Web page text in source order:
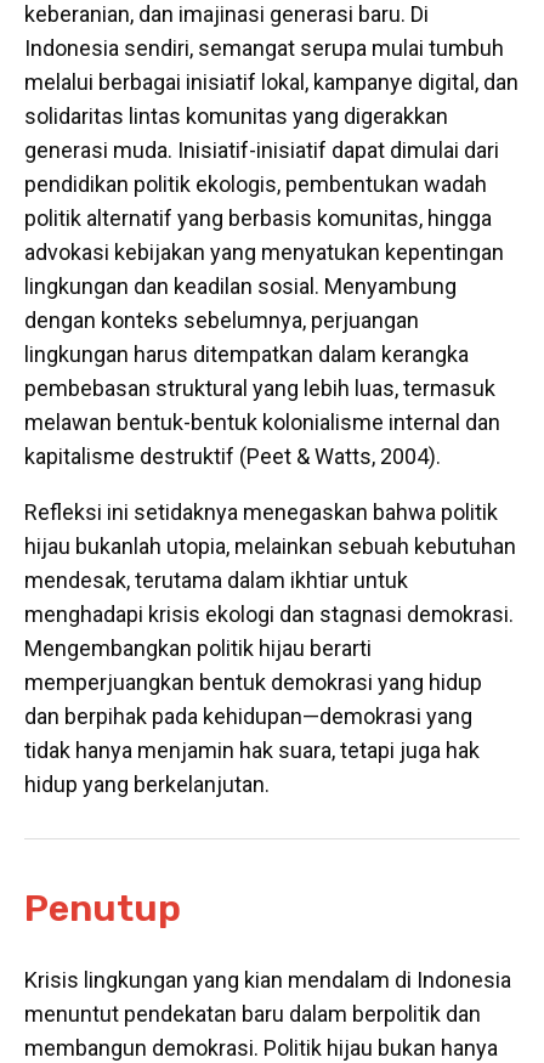
keberanian, dan imajinasi generasi baru. Di
Indonesia sendiri, semangat serupa mulai tumbuh
melalui berbagai inisiatif lokal, kampanye digital, dan
solidaritas lintas komunitas yang digerakkan
generasi muda. Inisiatif-inisiatif dapat dimulai dari
pendidikan politik ekologis, pembentukan wadah
politik alternatif yang berbasis komunitas, hingga
advokasi kebijakan yang menyatukan kepentingan
lingkungan dan keadilan sosial. Menyambung
dengan konteks sebelumnya, perjuangan
lingkungan harus ditempatkan dalam kerangka
pembebasan struktural yang lebih luas, termasuk
melawan bentuk-bentuk kolonialisme internal dan
kapitalisme destruktif (Peet & Watts, 2004).
Refleksi ini setidaknya menegaskan bahwa politik
hijau bukanlah utopia, melainkan sebuah kebutuhan
mendesak, terutama dalam ikhtiar untuk
menghadapi krisis ekologi dan stagnasi demokrasi.
Mengembangkan politik hijau berarti
memperjuangkan bentuk demokrasi yang hidup
dan berpihak pada kehidupan—demokrasi yang
tidak hanya menjamin hak suara, tetapi juga hak
hidup yang berkelanjutan.
Penutup
Krisis lingkungan yang kian mendalam di Indonesia
menuntut pendekatan baru dalam berpolitik dan
membangun demokrasi. Politik hijau bukan hanya